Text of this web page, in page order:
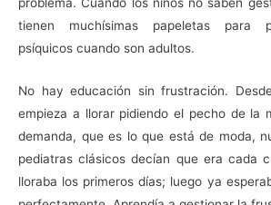
tienen muchísimas papeletas para
psíquicos cuando son adultos.
No hay educación sin frustración.
empieza a llorar pidiendo el pecho de la
demanda, que es lo que está de moda,
pediatras clásicos decían que era cada
lloraba los primeros días; luego ya